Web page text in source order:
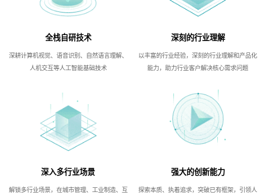
全栈自研技术
深耕计算机视觉、语音识别、自然语言理解、
人机交互等人工智能基础技术
深刻的行业理解
以丰富的行业经验，深刻的行业理解和产品化
能力，助力行业客户解决核心需求问题
深入多行业场景
解锁多行业场景，在城市管理、工业制造、互
强大的创新能力
探索本质、执着追求，突破已有框架，引领人